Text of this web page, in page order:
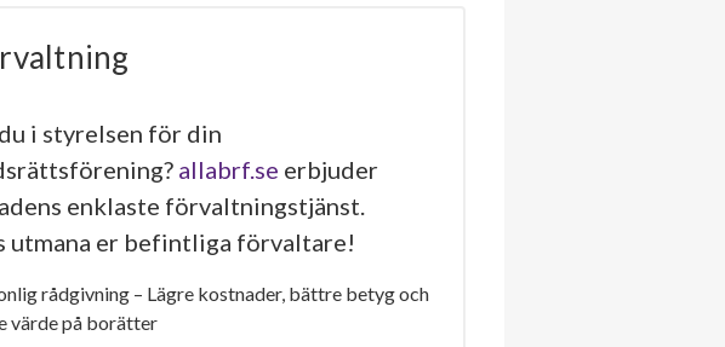
i styrelsen för din
allabrf.se erbjuder
enklaste förvaltningstjänst.
utmana er befintliga förvaltare!
rådgivning – Lägre kostnader, bättre betyg och
värde på borätter